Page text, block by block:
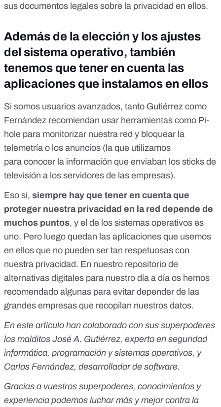
sus documentos legales sobre la privacidad en ellos.
Además de la elección y los ajustes
del sistema operativo, también
tenemos que tener en cuenta las
aplicaciones que instalamos en ellos
Si somos usuarios avanzados, tanto Gutiérrez como
Fernández recomiendan usar herramientas como Pi-
hole para monitorizar nuestra red y bloquear la
telemetría o los anuncios (la que utilizamos
para conocer la información que enviaban los sticks de
televisión a los servidores de las empresas).
Eso sí, siempre hay que tener en cuenta que
proteger nuestra privacidad en la red depende de
muchos puntos, y el de los sistemas operativos es
uno. Pero luego quedan las aplicaciones que usemos
en ellos que no pueden ser tan respetuosas con
nuestra privacidad. En nuestro repositorio de
alternativas digitales para nuestro día a día os hemos
recomendado algunas para evitar depender de las
grandes empresas que recopilan nuestros datos.
En este artículo han colaborado con sus superpoderes
los malditos José A. Gutiérrez, experto en seguridad
informática, programación y sistemas operativos, y
Carlos Fernández, desarrollador de software.
Gracias a vuestros superpoderes, conocimientos y
experiencia podemos luchar más y mejor contra la